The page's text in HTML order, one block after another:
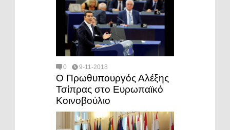
0 9-11-2018
Ο Πρωθυπουργός Αλέξης
Τσίπρας στο Ευρωπαϊκό
Κοινοβούλιο